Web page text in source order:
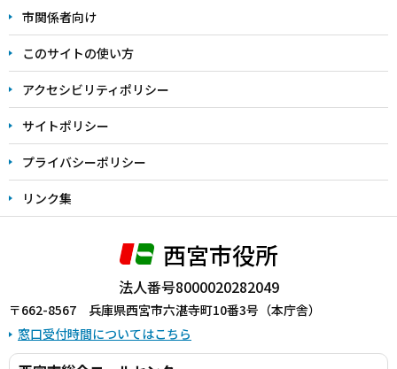
こ
ま
で
市関係者向け
このサイトの使い方
アクセシビリティポリシー
サイトポリシー
プライバシーポリシー
リンク集
西宮市役所
法人番号8000020282049
〒662-8567 兵庫県西宮市六湛寺町10番3号（本庁舎）
窓口受付時間についてはこちら